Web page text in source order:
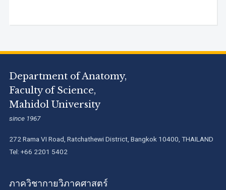
Department of Anatomy,
Faculty of Science,
Mahidol University
since 1967
272 Rama VI Road, Ratchathewi District, Bangkok 10400, THAILAND
Tel: +66 2201 5402
ภาควิชากายวิภาคศาสตร์